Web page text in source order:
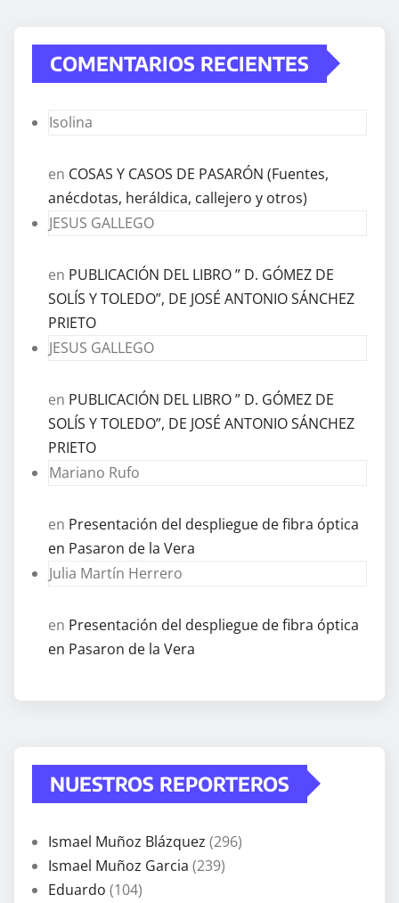
COMENTARIOS RECIENTES
Isolina
en COSAS Y CASOS DE PASARÓN (Fuentes,
anécdotas, heráldica, callejero y otros)
JESUS GALLEGO
en PUBLICACIÓN DEL LIBRO ” D. GÓMEZ DE
SOLÍS Y TOLEDO”, DE JOSÉ ANTONIO SÁNCHEZ
PRIETO
JESUS GALLEGO
en PUBLICACIÓN DEL LIBRO ” D. GÓMEZ DE
SOLÍS Y TOLEDO”, DE JOSÉ ANTONIO SÁNCHEZ
PRIETO
Mariano Rufo
en Presentación del despliegue de fibra óptica
en Pasaron de la Vera
Julia Martín Herrero
en Presentación del despliegue de fibra óptica
en Pasaron de la Vera
NUESTROS REPORTEROS
Ismael Muñoz Blázquez (296)
Ismael Muñoz Garcia (239)
Eduardo (104)